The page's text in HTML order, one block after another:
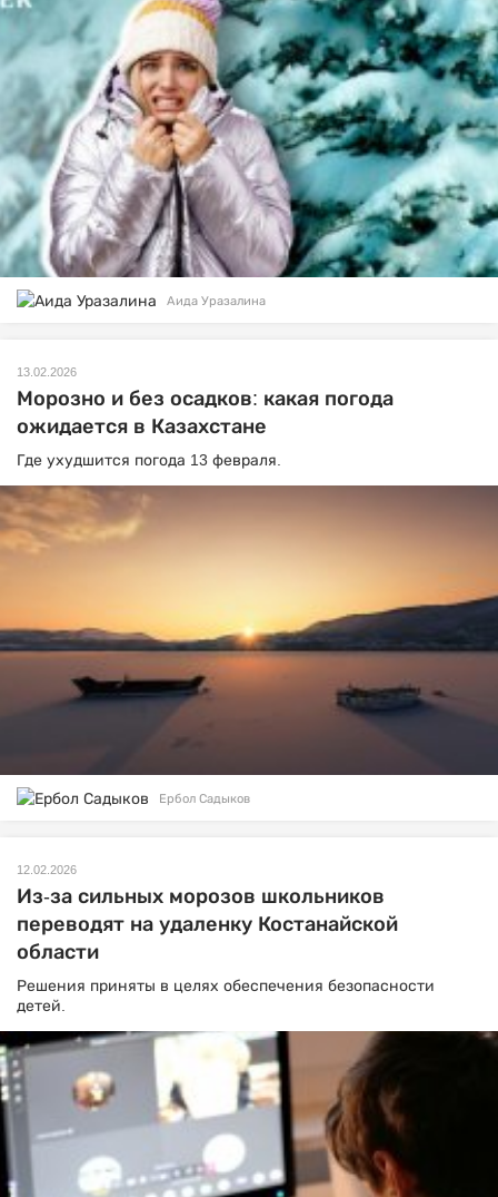
Аида Уразалина
13.02.2026
Морозно и без осадков: какая погода
ожидается в Казахстане
Где ухудшится погода 13 февраля.
Ербол Садыков
12.02.2026
Из-за сильных морозов школьников
переводят на удаленку Костанайской
области
Решения приняты в целях обеспечения безопасности
детей.